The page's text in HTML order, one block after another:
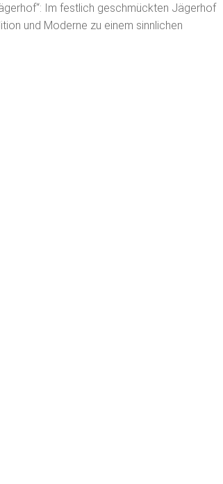
Im festlich geschmückten Jägerhof
und Moderne zu einem sinnlichen